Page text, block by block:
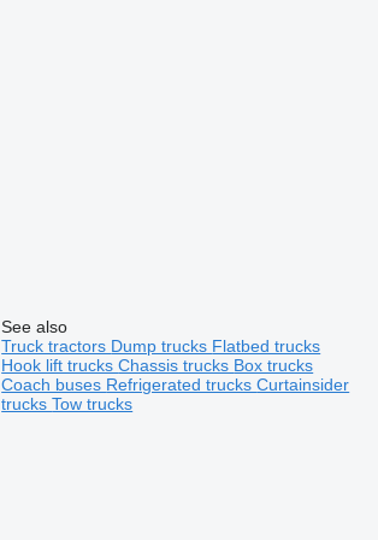
See also
Truck tractors Dump trucks Flatbed trucks
Hook lift trucksChassis trucks Box trucks
Coach buses Refrigerated trucksCurtainsider
trucksTow trucks